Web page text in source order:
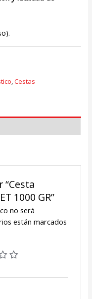
,Cestas
1000 GR”
no será
están marcados